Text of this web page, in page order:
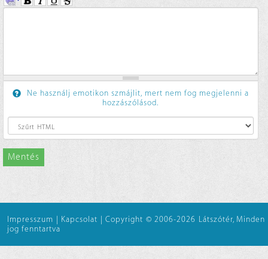
Ne használj emotikon szmájlit, mert nem fog megjelenni a
hozzászólásod.
Mentés
Impresszum Kapcsolat
Copyright © 2006-2026 Látszótér, Minden
jog fenntartva